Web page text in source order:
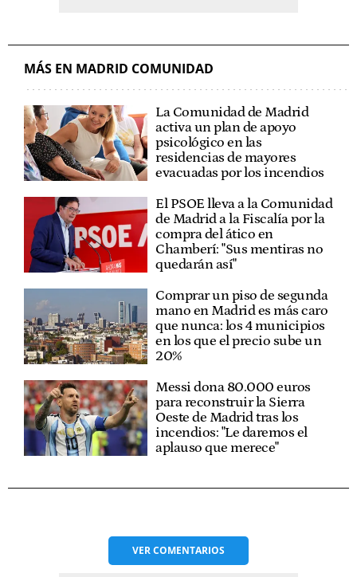
MÁS EN MADRID COMUNIDAD
La Comunidad de Madrid
activa un plan de apoyo
psicológico en las
residencias de mayores
evacuadas por los incendios
El PSOE lleva a la Comunidad
de Madrid a la Fiscalía por la
compra del ático en
Chamberí: "Sus mentiras no
quedarán así"
Comprar un piso de segunda
mano en Madrid es más caro
que nunca: los 4 municipios
en los que el precio sube un
20%
Messi dona 80.000 euros
para reconstruir la Sierra
Oeste de Madrid tras los
incendios: "Le daremos el
aplauso que merece"
VERCOMENTARIOS